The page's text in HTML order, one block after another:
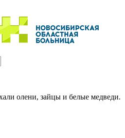
олени, зайцы и белые медведи.